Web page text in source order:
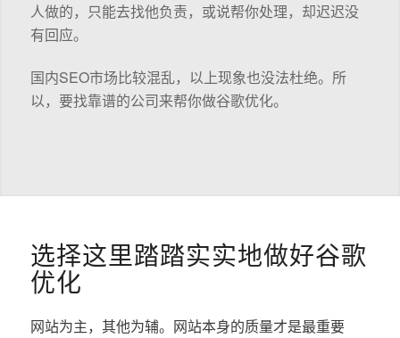
人做的，只能去找他负责，或说帮你处理，却迟迟没
有回应。
国内SEO市场比较混乱，以上现象也没法杜绝。所
以，要找靠谱的公司来帮你做谷歌优化。
选择这里踏踏实实地做好谷歌
优化
网站为主，其他为辅。网站本身的质量才是最重要